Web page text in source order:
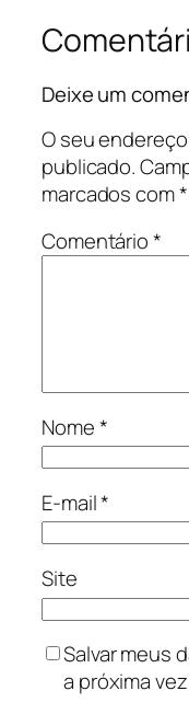
Deixe um
O seu
publicado.
marcados com*
Comentário*
Nome*
E-mail*
Site
Salvar meus
a próxima